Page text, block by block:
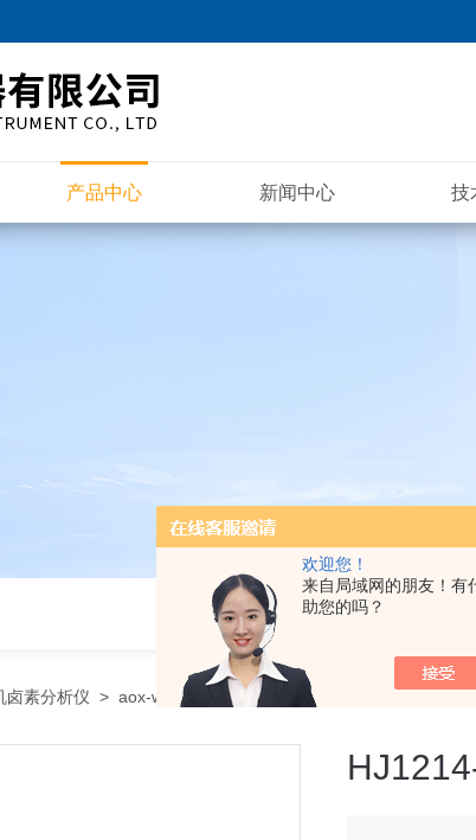
欢迎您！
来自局域网的朋友！有
助您的吗？
产品中心 新闻中心 技
卤素分析仪 > aox-wk-SHJ1214-2021标准AOX微库仑法设备